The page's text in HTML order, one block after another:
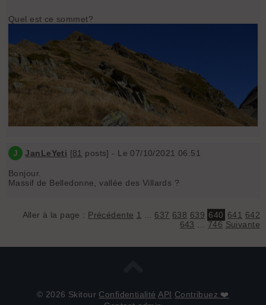
Quel est ce sommet?
J JanLeYeti [81 posts] - Le 07/10/2021 06:51
Bonjour.
Massif de Belledonne, vallée des Villards ?
Aller à la page : Précédente 1 637 638 639 640 641 642
643
...746 Suivante
© 2026 Skitour Confidentialité API Contribuez ❤️